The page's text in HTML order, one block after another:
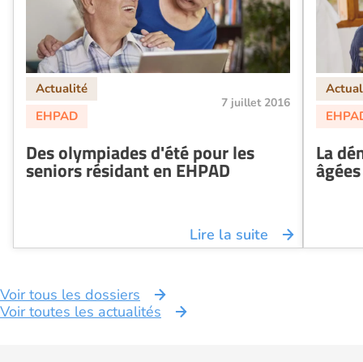
7 juillet 2016
Des olympiades d'été pour les
seniors résidant en EHPAD
Lire la suite
La
âgées
Voir tous les dossiers
Voir toutes les actualités